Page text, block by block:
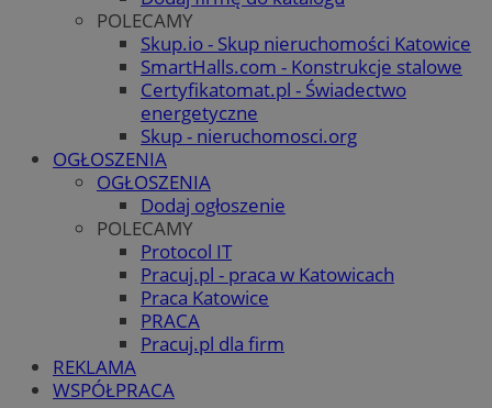
POLECAMY
Skup.io - Skup nieruchomości Katowice
SmartHalls.com - Konstrukcje stalowe
Certyfikatomat.pl - Świadectwo
energetyczne
Skup - nieruchomosci.org
OGŁOSZENIA
OGŁOSZENIA
Dodaj ogłoszenie
POLECAMY
Protocol IT
Pracuj.pl - praca w Katowicach
Praca Katowice
PRACA
Pracuj.pl dla firm
REKLAMA
WSPÓŁPRACA